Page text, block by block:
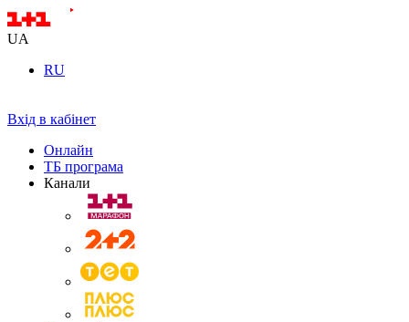
UA
RU
Вхід в кабінет
Онлайн
ТБ програма
Канали